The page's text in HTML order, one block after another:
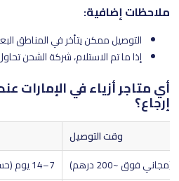
ملاحظات إضافية:
التوصيل ممكن يتأخر في المناطق
إذا ما تم الاستلام، شركة الشحن
أي متاجر أزياء في الإمارات
إرجاع؟
وقت التوصيل
7–14 يوم (حسب الشروط، مع استلام مجاني)